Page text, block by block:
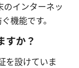
のインターネッ
機能です。
すか？
を設けていま